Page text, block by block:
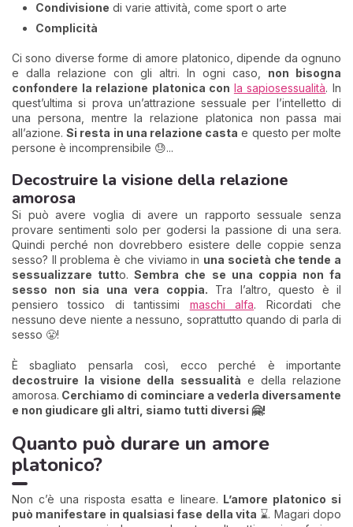
Condivisione di varie attività, come sport o arte
Complicità
Ci sono diverse forme di amore platonico, dipende da ognuno
e dalla relazione con gli altri. In ogni caso, non bisogna
confondere la relazione platonica con la sapiosessualità. In
quest’ultima si prova un’attrazione sessuale per l’intelletto di
una persona, mentre la relazione platonica non passa mai
all’azione.Si resta in una relazione casta e questo per molte
persone è incomprensibile 😓...
Decostruire la visione della relazione
amorosa
Si può avere voglia di avere un rapporto sessuale senza
provare sentimenti solo per godersi la passione di una sera.
Quindi perché non dovrebbero esistere delle coppie senza
sesso? Il problema è che viviamo in una società che tende a
sessualizzare tutto. Sembra che se una coppia non fa
sesso non sia una vera coppia. Tra l’altro, questo è il
pensiero tossico di tantissimi maschi alfa. Ricordati che
nessuno deve niente a nessuno, soprattutto quando di parla di
sesso 😤!
È sbagliato pensarla così, ecco perché è importante
decostruire la visione della sessualità e della relazione
amorosa. Cerchiamo di cominciare a vederla diversamente
e non giudicare gli altri, siamo tutti diversi 🤗!
Quanto può durare un amore
platonico?
Non c’è una risposta esatta e lineare. L’amore platonico si
può manifestare in qualsiasi fase della vita ⌛. Magari dopo